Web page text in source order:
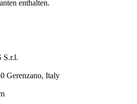
enthalten.
Gerenzano, Italy